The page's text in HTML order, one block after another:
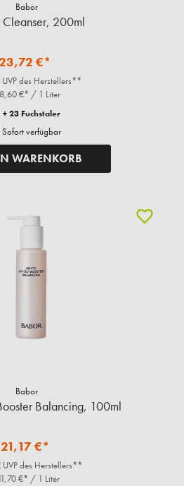
Babor
200ml
€*
des Herstellers**
€* / 1 Liter
+ 23 Fuchstaler
Sofort verfügbar
WARENKORB
Babor
Balancing, 100ml
21,17 €*
des Herstellers**
€* / 1 Liter